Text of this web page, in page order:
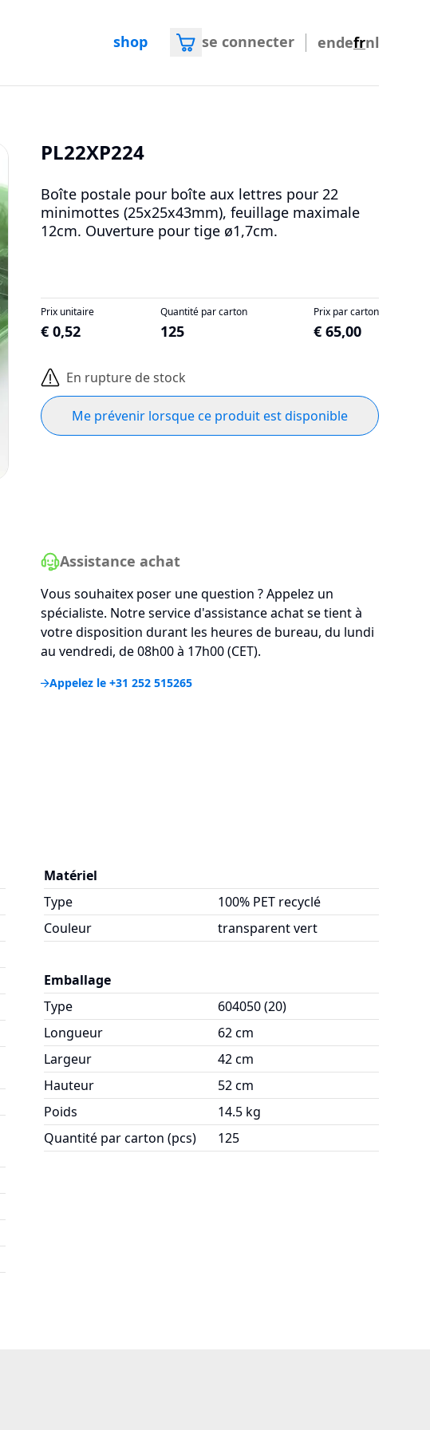
shop se connecter endefrnl
PL22XP224
Boîte postale pour boîte aux lettres pour 22
minimottes (25x25x43mm), feuillage maximale
12cm. Ouverture pour tige ø1,7cm.
Prix unitaire
€ 0,52
Quantité par carton
125
Prix par carton
€ 65,00
En rupture de stock
Me prévenir lorsque ce produit est disponible
Assistance achat
Vous souhaitex poser une question ? Appelez un
spécialiste. Notre service d'assistance achat se tient à
votre disposition durant les heures de bureau, du lundi
au vendredi, de 08h00 à 17h00 (CET).
Appelez le +31 252 515265
Matériel
Type
100% PET recyclé
Couleur
transparent vert
Emballage
Type
604050 (20)
Longueur
62 cm
Largeur
42 cm
Hauteur
52 cm
Poids
14.5 kg
Quantité par carton (pcs)
125